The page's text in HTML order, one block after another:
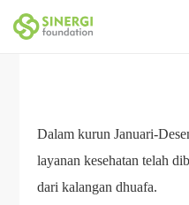
Dalam kurun Januari-
layanan kesehatan telah
dari kalangan dhuafa.